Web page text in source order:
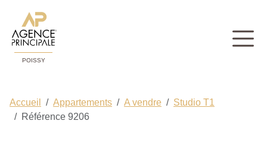
POISSY
Accueil Appartements A vendre
Studio T1
Référence 9206